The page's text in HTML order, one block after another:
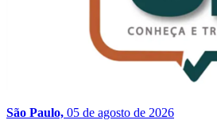
São Paulo, 05 de agosto de 2026